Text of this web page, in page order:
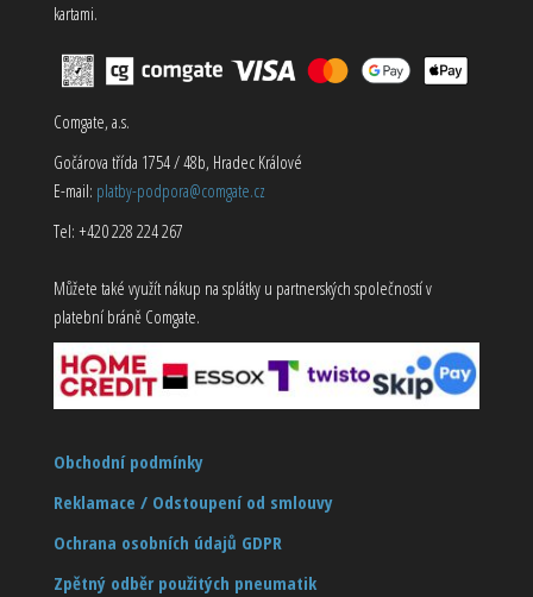
kartami.
Comgate, a.s.
Gočárova třída 1754 / 48b, Hradec Králové
E-mail: platby-podpora@comgate.cz
Tel: +420 228 224 267
Můžete také využít nákup na splátky u partnerských společností v
platební bráně Comgate.
Obchodní podmínky
Reklamace / Odstoupení od smlouvy
Ochrana osobních údajů GDPR
Zpětný odběr použitých pneumatik